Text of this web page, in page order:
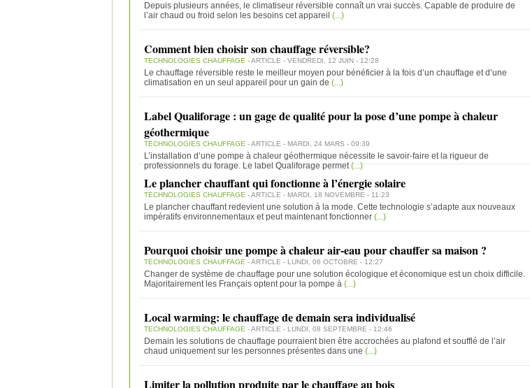
Depuis plusieurs années, le climatiseur réversible connaît un vrai succès. Capable de produire de
l’air chaud ou froid selon les besoins cet appareil (...)
Comment bien choisir son chauffage réversible?
TECHNOLOGIES CHAUFFAGE - ARTICLE - VENDREDI, 12 JUIN - 12:28
Le chauffage réversible reste le meilleur moyen pour bénéficier à la fois d’un chauffage et d’une
climatisation en un seul appareil pour un gain de (...)
Label Qualiforage : un gage de qualité pour la pose d’une pompe à chaleur
géothermique
TECHNOLOGIES CHAUFFAGE - ARTICLE - MARDI, 24 MARS - 09:39
L’installation d’une pompe à chaleur géothermique nécessite le savoir-faire et la rigueur de
professionnels du forage. Le label Qualiforage permet(...)
Le plancher chauffant qui fonctionne à l’énergie solaire
TECHNOLOGIES CHAUFFAGE - ARTICLE - MARDI, 18 NOVEMBRE - 11:23
Le plancher chauffant redevient une solution à la mode. Cette technologie s’adapte aux nouveaux
impératifs environnementaux et peut maintenant fonctionner (...)
Pourquoi choisir une pompe à chaleur air-eau pour chauffer sa maison ?
TECHNOLOGIES CHAUFFAGE - ARTICLE - LUNDI, 06 OCTOBRE - 12:27
Changer de système de chauffage pour une solution écologique et économique est un choix difficile.
Majoritairement les Français optent pour la pompe à (...)
Local warming: le chauffage de demain sera individualisé
TECHNOLOGIES CHAUFFAGE - ARTICLE - LUNDI, 08 SEPTEMBRE - 12:46
Demain les solutions de chauffage pourraient bien être accrochées au plafond et soufflé de l’air
chaud uniquement sur les personnes présentes dans une (...)
Limiter la pollution produite par le chauffage au bois